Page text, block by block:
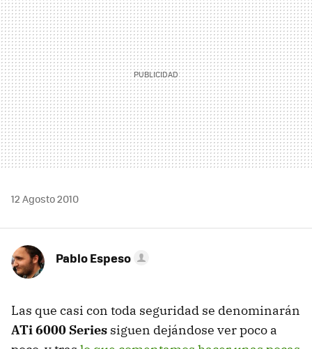
12 Agosto 2010
Pablo Espeso
Las que casi con toda seguridad se denominarán
ATi 6000 Series siguen dejándose ver poco a